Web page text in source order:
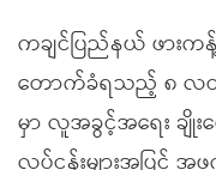
ကချင်ပြည်နယ် ဖား
တောက်ခံရသည့် ၈ လတ
မှာ လူအခွင့်အရေး ချို
လုပ်ငန်းများအပြင်